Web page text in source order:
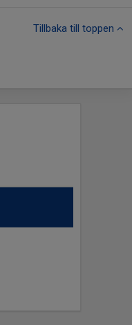
Tillbaka till toppen